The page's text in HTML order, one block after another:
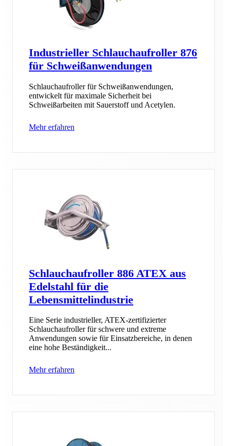
Industrieller Schlauchaufroller 876
für Schweißanwendungen
Schlauchaufroller für Schweißanwendungen,
entwickelt für maximale Sicherheit bei
Schweißarbeiten mit Sauerstoff und Acetylen.
Mehr erfahren
Schlauchaufroller 886 ATEX aus
Edelstahl für die
Lebensmittelindustrie
Eine Serie industrieller, ATEX-zertifizierter
Schlauchaufroller für schwere und extreme
Anwendungen sowie für Einsatzbereiche, in denen
eine hohe Beständigkeit...
Mehr erfahren